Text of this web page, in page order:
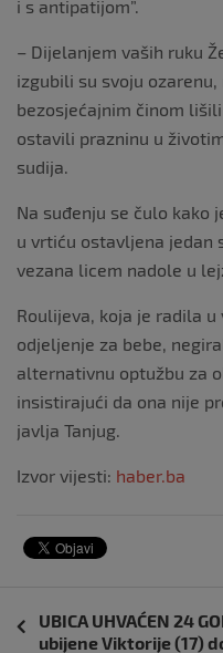
i s antipatijom”.
– Dijelanjem vaših ruku
izgubili su svoju
bezosjećajnim činom
ostavili prazninu u
sudija.
Na suđenju se čulo kako
u vrtiću ostavljena jedan
vezana licem nadole u
Roulijeva, koja je radila u
odjeljenje za bebe,
alternativnu optužbu za
insistirajući da ona nije
javlja Tanjug.
Izvor vijesti: haber.ba
objava
UBICA UHVAĆEN 24
ubijene Viktorije (17)